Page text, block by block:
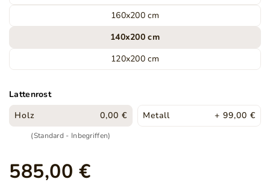
160x200 cm
140x200 cm
120x200 cm
Lattenrost
Holz
0,00 €
(Standard - Inbegriffen)
Metall + 99,00 €
585,00 €